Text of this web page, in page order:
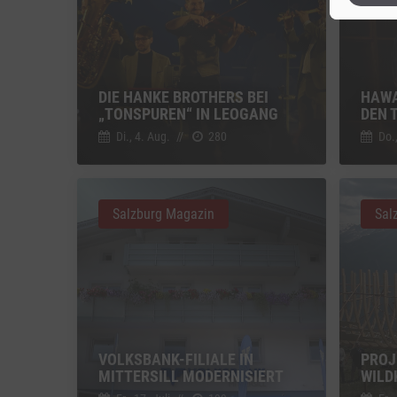
DIE HANKE BROTHERS BEI
„TONSPUREN“ IN LEOGANG
Di., 4. Aug. // 280
DEN
VOLKSBANK-FILIALE IN
MITTERSILL MODERNISIERT
Salzburg Magazin
Vimeo
Vimeo